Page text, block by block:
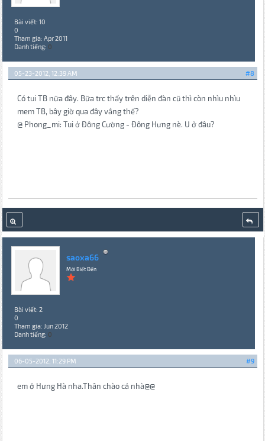
Bài viết: 10
0
Tham gia: Apr 2011
Danh tiếng: 0
#8
05-23-2012, 12:39 AM
Có tui TB nữa đây. Bữa trc thấy trên diễn đàn cũ thì còn nhìu nhìu
mem TB, bây giờ qua đây vắng thế?
@ Phong_mi: Tui ở Đông Cường - Đông Hưng nè. U ở đâu?
saoxa66
Mới Biết Đến
Bài viết: 2
0
Tham gia: Jun 2012
Danh tiếng: 0
#9
06-05-2012, 11:29 PM
em ở Hưng Hà nha.Thân chào cả nhà@@